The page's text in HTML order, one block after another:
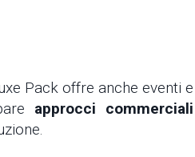
Pack offre anche eventi e
approcci commerciali